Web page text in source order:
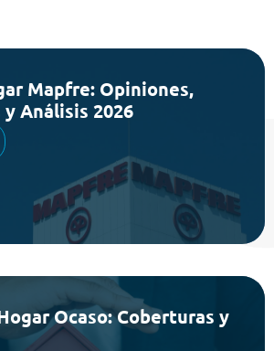
Mapfre: Opiniones,
Análisis 2026
Ocaso: Coberturas y